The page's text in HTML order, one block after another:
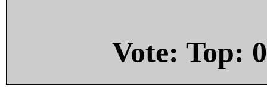
Vote: Top: 0